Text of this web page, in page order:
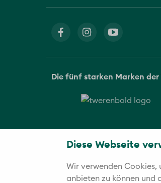
Diese Webseite
Wir verwenden Cookies,
anbieten zu können und
Die fünf starken Marken der